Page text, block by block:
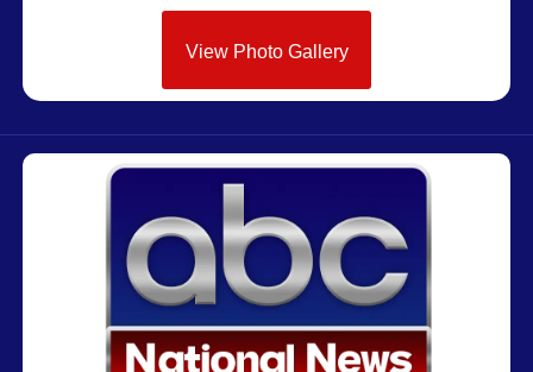
View Photo Gallery